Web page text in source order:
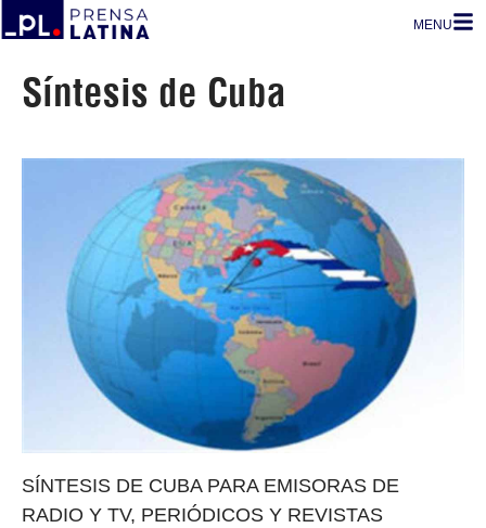
MENU
Síntesis de Cuba
SÍNTESIS DE CUBA PARA EMISORAS DE
RADIO Y TV, PERIÓDICOS Y REVISTAS